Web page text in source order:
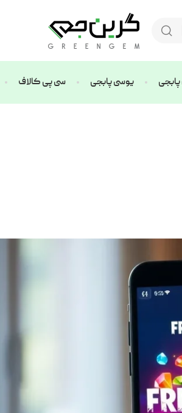
یوسی پابجی سی پی کالاف